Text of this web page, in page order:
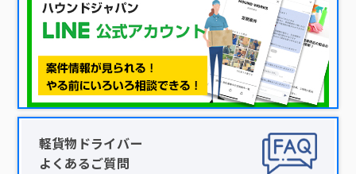
軽貨物ドライバー
よくあるご質問